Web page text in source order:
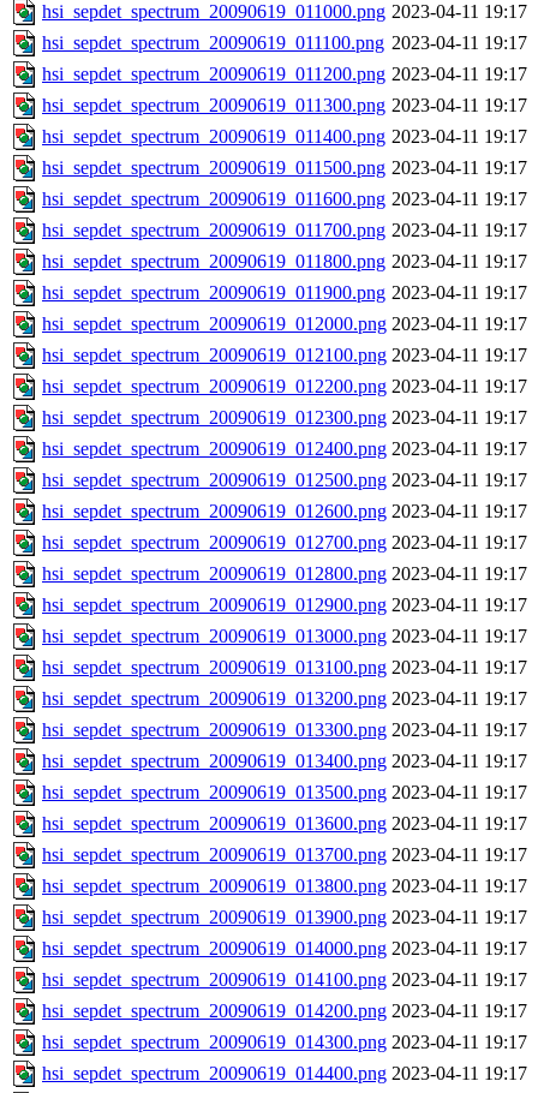
hsi_sepdet_spectrum_20090619_011000.png 2023-04-11 19:17
hsi_sepdet_spectrum_20090619_011100.png 2023-04-11 19:17
hsi_sepdet_spectrum_20090619_011200.png 2023-04-11 19:17
hsi_sepdet_spectrum_20090619_011300.png 2023-04-11 19:17
hsi_sepdet_spectrum_20090619_011400.png 2023-04-11 19:17
hsi_sepdet_spectrum_20090619_011500.png 2023-04-11 19:17
hsi_sepdet_spectrum_20090619_011600.png 2023-04-11 19:17
hsi_sepdet_spectrum_20090619_011700.png 2023-04-11 19:17
hsi_sepdet_spectrum_20090619_011800.png 2023-04-11 19:17
hsi_sepdet_spectrum_20090619_011900.png 2023-04-11 19:17
hsi_sepdet_spectrum_20090619_012000.png 2023-04-11 19:17
hsi_sepdet_spectrum_20090619_012100.png 2023-04-11 19:17
hsi_sepdet_spectrum_20090619_012200.png 2023-04-11 19:17
hsi_sepdet_spectrum_20090619_012300.png 2023-04-11 19:17
hsi_sepdet_spectrum_20090619_012400.png 2023-04-11 19:17
hsi_sepdet_spectrum_20090619_012500.png 2023-04-11 19:17
hsi_sepdet_spectrum_20090619_012600.png 2023-04-11 19:17
hsi_sepdet_spectrum_20090619_012700.png 2023-04-11 19:17
hsi_sepdet_spectrum_20090619_012800.png 2023-04-11 19:17
hsi_sepdet_spectrum_20090619_012900.png 2023-04-11 19:17
hsi_sepdet_spectrum_20090619_013000.png 2023-04-11 19:17
hsi_sepdet_spectrum_20090619_013100.png 2023-04-11 19:17
hsi_sepdet_spectrum_20090619_013200.png 2023-04-11 19:17
hsi_sepdet_spectrum_20090619_013300.png 2023-04-11 19:17
hsi_sepdet_spectrum_20090619_013400.png 2023-04-11 19:17
hsi_sepdet_spectrum_20090619_013500.png 2023-04-11 19:17
hsi_sepdet_spectrum_20090619_013600.png 2023-04-11 19:17
hsi_sepdet_spectrum_20090619_013700.png 2023-04-11 19:17
hsi_sepdet_spectrum_20090619_013800.png 2023-04-11 19:17
hsi_sepdet_spectrum_20090619_013900.png 2023-04-11 19:17
hsi_sepdet_spectrum_20090619_014000.png 2023-04-11 19:17
hsi_sepdet_spectrum_20090619_014100.png 2023-04-11 19:17
hsi_sepdet_spectrum_20090619_014200.png 2023-04-11 19:17
hsi_sepdet_spectrum_20090619_014300.png 2023-04-11 19:17
hsi_sepdet_spectrum_20090619_014400.png 2023-04-11 19:17